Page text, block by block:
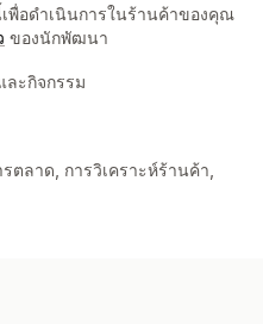
พื่อดำเนินการในร้านค้าของคุณ
ของนักพัฒนา
ะกิจกรรม
ตลาด, การวิเคราะห์ร้านค้า,